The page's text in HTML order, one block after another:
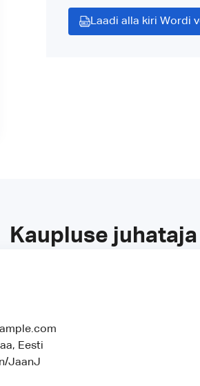
Laadi alla kiri Wordi
Kaupluse
Eesti
JaanJ